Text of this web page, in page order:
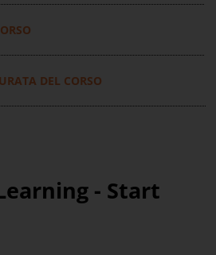
DEL CORSO
- Start